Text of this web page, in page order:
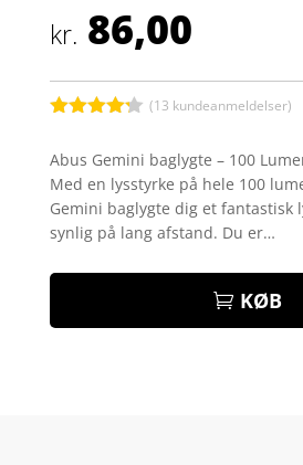
kr. 86,00
ud af 5
baseret
på
kundebedø
mmelser
(13 kundeanmeldelser)
Abus Gemini baglygte – 100
Med en lysstyrke på hele 100
Gemini baglygte dig et fantastisk
synlig på lang afstand. Du er…
KØB